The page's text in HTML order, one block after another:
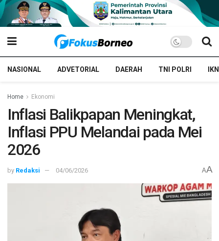
NASIONAL ADVETORIAL DAERAH TNI POLRI IKN
Home Ekonomi
Inflasi Balikpapan Meningkat,
Inflasi PPU Melandai pada Mei
2026
by Redaksi 04/06/2026 AA